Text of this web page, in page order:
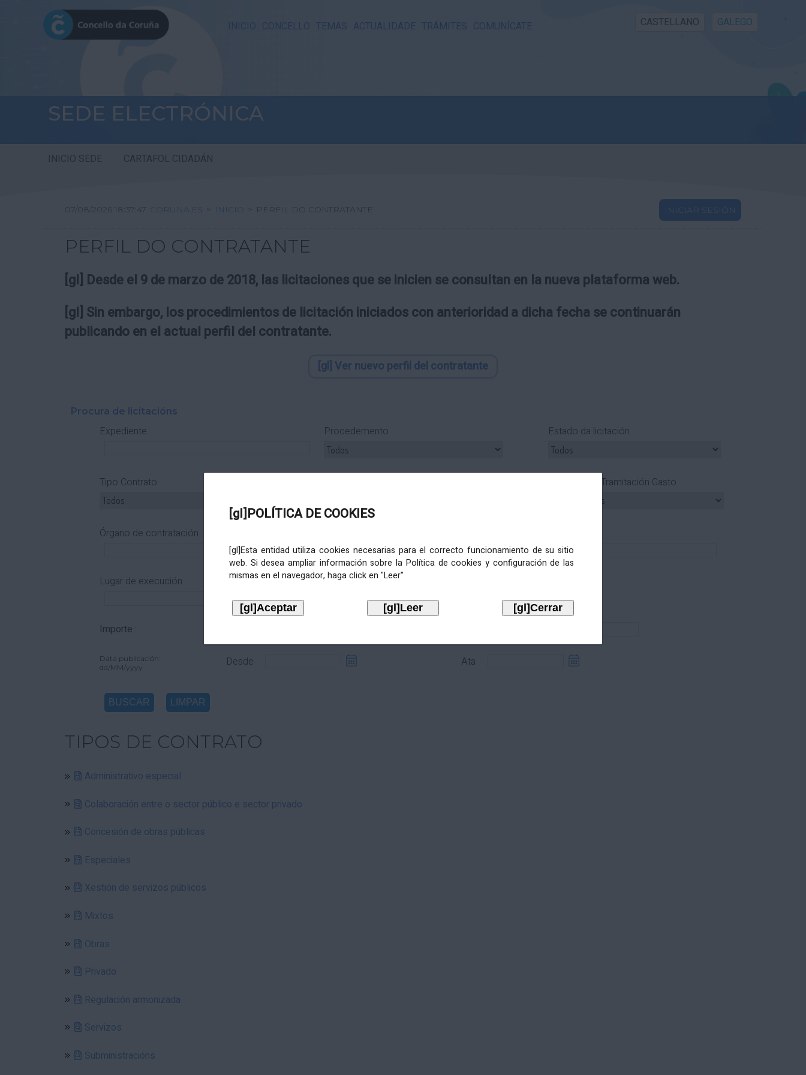
INICIO CONCELLO TEMAS ACTUALIDADE TRÁMITES COMUNÍCATE CASTELLANO GALEGO
SEDE ELECTRÓNICA
INICIO SEDE CARTAFOL CIDADÁN
[gl]POLÍTICA DE COOKIES
[gl]Esta entidad utiliza cookies necesarias para el correcto funcionamiento de su sitio
web. Si desea ampliar información sobre la Política de cookies y configuración de las
mismas en el navegador, haga click en "Leer"
07/08/2026 18:37:47 CORUNA.ES > INICIO > PERFIL DO CONTRATANTE INICIAR SESIÓN
PERFIL DO CONTRATANTE
[gl] Desde el 9 de marzo de 2018, las licitaciones que se inicien se consultan en la nueva plataforma web.
[gl] Sin embargo, los procedimientos de licitación iniciados con anterioridad a dicha fecha se continuarán
publicando en el actual perfil del contratante.
[gl] Ver nuevo perfil del contratante
Procura de licitacións
Expediente Procedemento Estado da licitación
Tipo Contrato Tipo Tramitación Gasto
Órgano de contratación
Lugar de execución
Importe :
Data publicación:
dd/MM/yyyy
Desde Ata
TIPOS DE CONTRATO
Administrativo especial
Colaboración entre o sector público e sector privado
Concesión de obras públicas
Especiales
Xestión de servizos públicos
Mixtos
Obras
Privado
Regulación armonizada
Servizos
Subministracións